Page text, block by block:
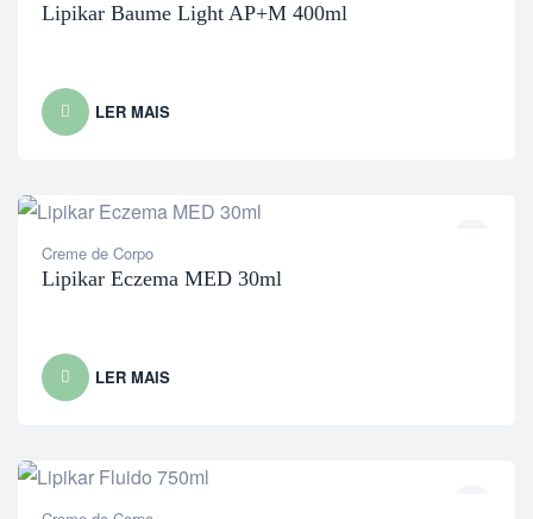
Lipikar Baume Light AP+M 400ml
LER MAIS
Creme de Corpo
Lipikar Eczema MED 30ml
LER MAIS